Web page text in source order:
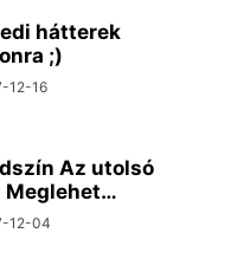
hátterek
;)
12-16
Az utolsó
Meglehet…
12-04